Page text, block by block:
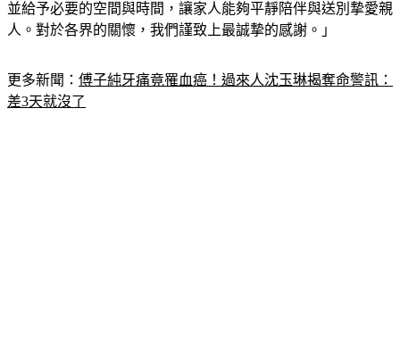
並給予必要的空間與時間，讓家人能夠平靜陪伴與送別摯愛親
人。對於各界的關懷，我們謹致上最誠摯的感謝。」
更多新聞： 傅子純牙痛竟罹血癌！過來人沈玉琳揭奪命警訊：
差3天就沒了